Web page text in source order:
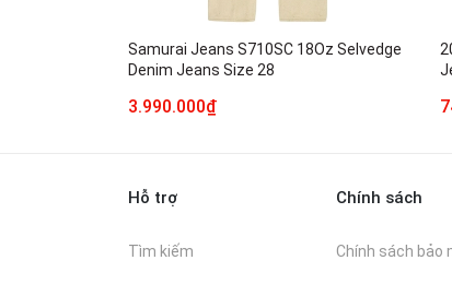
Samurai Jeans S710SC 18Oz Selvedge
Denim Jeans Size 28
3.990.000₫
Hỗ trợ
Tìm kiếm
Chính sách
Chính sách bảo